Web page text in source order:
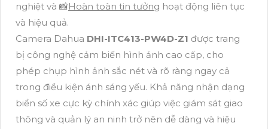
nghiệt và 📸Hoàn toàn tin tưởng hoạt động liên tục
và hiệu quả.
Camera Dahua DHI-ITC413-PW4D-Z1 được trang
bị công nghệ cảm biến hình ảnh cao cấp, cho
phép chụp hình ảnh sắc nét và rõ ràng ngay cả
trong điều kiện ánh sáng yếu. Khả năng nhận dạng
biển số xe cực kỳ chính xác giúp việc giám sát giao
thông và quản lý an ninh trở nên dễ dàng và hiệu